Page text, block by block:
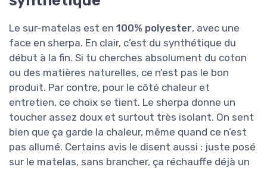
Le sur-matelas est en 100% polyester, avec une
face en sherpa. En clair, c’est du synthétique du
début à la fin. Si tu cherches absolument du coton
ou des matières naturelles, ce n’est pas le bon
produit. Par contre, pour le côté chaleur et
entretien, ce choix se tient. Le sherpa donne un
toucher assez doux et surtout très isolant. On sent
bien que ça garde la chaleur, même quand ce n’est
pas allumé. Certains avis le disent aussi : juste posé
sur le matelas, sans brancher, ça réchauffe déjà un